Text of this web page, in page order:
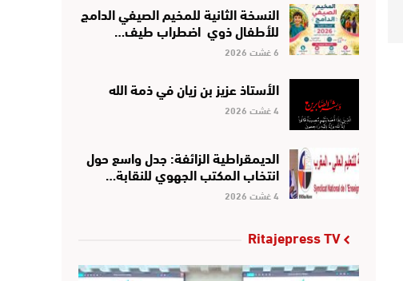
النسخة الثانية للمخيم الصيفي الدامج
للأطفال ذوي اضطراب طيف…
6 غشت 2026
الأستاذ عزيز بن زيان في ذمة الله
4 غشت 2026
الديمقراطية الزائفة: جدل واسع حول
انتخاب المكتب الجهوي للنقابة…
4 غشت 2026
Ritajepress TV